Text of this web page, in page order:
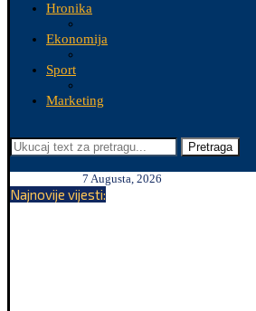
Hronika
Ekonomija
Sport
Marketing
Pretraga
7 Augusta, 2026
Najnovije vijesti: